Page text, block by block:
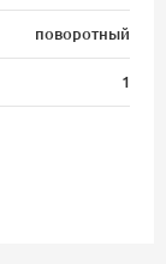
поворотный
1